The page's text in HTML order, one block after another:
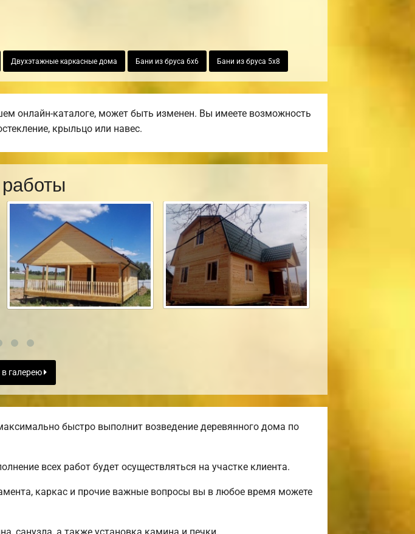
Двухэтажные каркасные дома Бани из бруса 6х6 Бани из бруса 5х8
онлайн-каталоге, может быть изменен. Вы имеете возможность
крыльцо или навес.
галерею
быстро выполнит возведение деревянного дома по
всех работ будет осуществляться на участке клиента.
каркас и прочие важные вопросы вы в любое время можете